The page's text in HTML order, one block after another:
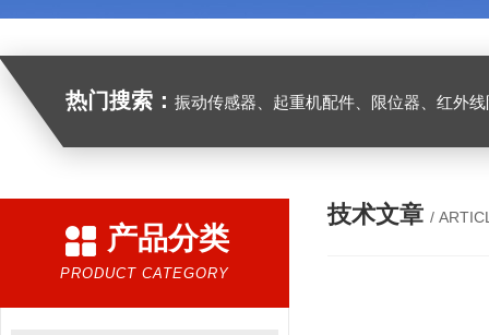
热门搜索： 振动传感器、起重机配件、限位器、红外线防撞器
产品分类
PRODUCT CATEGORY
技术文章 /